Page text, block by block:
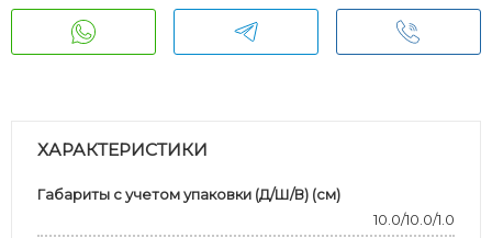
ХАРАКТЕРИСТИКИ
Габариты с учетом упаковки (Д/Ш/В) (см)
10.0/10.0/1.0